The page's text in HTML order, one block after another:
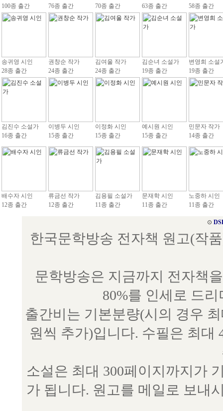
100종 출간
76종 출간
70종 출간
63종 출간
58종 출간
송귀영 시인
28종 출간
권창순 작가
24종 출간
김여울 작가
24종 출간
김순녀 소설가
19종 출간
변영희 소설
19종 출간
김진수 소설가
16종 출간
이병두 시인
15종 출간
이정화 시인
15종 출간
예시원 시인
15종 출간
민문자 작가
14종 출간
배수자 시인
12종 출간
류금선 작가
12종 출간
김용필 소설가
11종 출간
문재학 시인
11종 출간
노중하 시인
11종 출간
⊙
한국문학방송 전자책 원고(작
문학방송은 지금까지 전자책
80%를 인세로 드
출간비는 기본분량(시의 경우
원씩 추가)입니다. 수필은 최대
소설은 최대 300페이지까지가
가 됩니다. 원고를 메일로 보내